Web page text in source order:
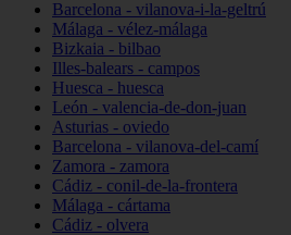
Barcelona - vilanova-i-la-geltrú
Málaga - vélez-málaga
Bizkaia - bilbao
Illes-balears - campos
Huesca - huesca
León - valencia-de-don-juan
Asturias - oviedo
Barcelona - vilanova-del-camí
Zamora - zamora
Cádiz - conil-de-la-frontera
Málaga - cártama
Cádiz - olvera